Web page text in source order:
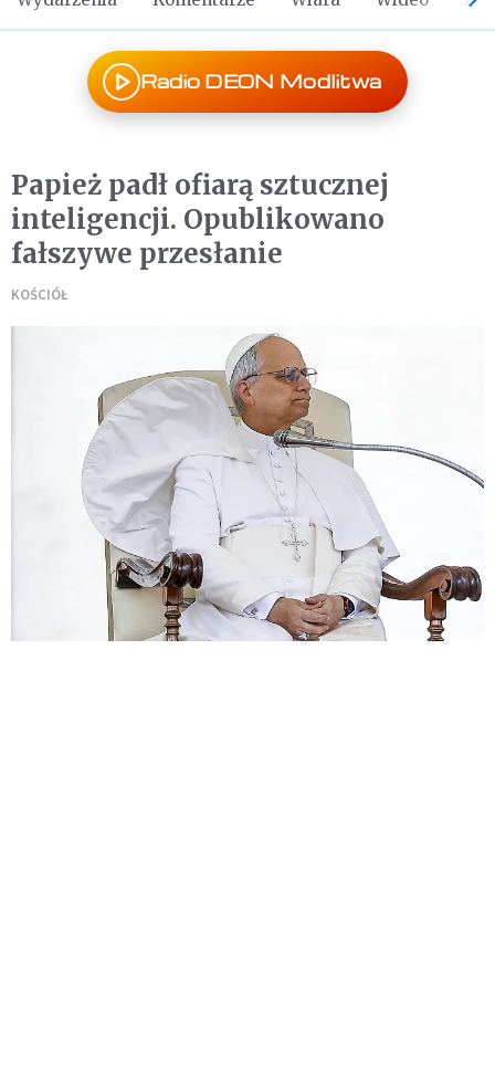
Radio DEON Modlitwa
Papież padł ofiarą sztucznej
inteligencji. Opublikowano
fałszywe przesłanie
KOŚCIÓŁ